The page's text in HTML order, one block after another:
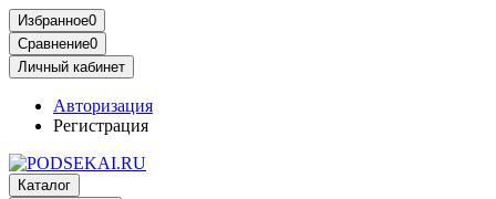
Избранное0
Сравнение0
Личный кабинет
Авторизация
Регистрация
Каталог